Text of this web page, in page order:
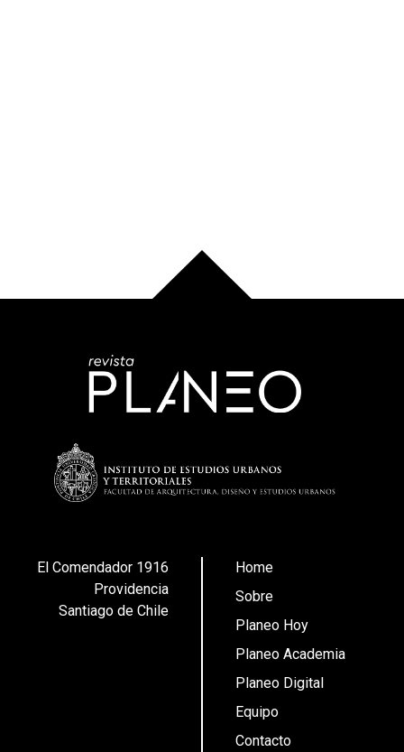
El Comendador 1916
Providencia
Santiago de Chile
Home
Sobre
Planeo Hoy
Planeo Academia
Planeo Digital
Equipo
Contacto